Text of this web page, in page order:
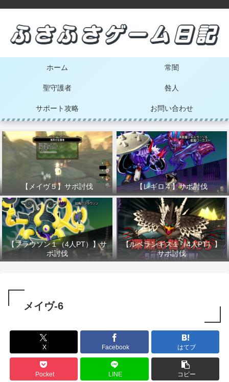
ホーム 常闇
聖守護者 咎人
サポート攻略 お問い合わせ
【メイヴ５】サポ討伐 【レギロ４】サポ討伐
【フラウソン１（4人PT）】サ
ポ討伐
【ルベランギス１（4人PT）】
サポ討伐
メイヴ-6
X Facebook はてブ
Pocket LINE コピー